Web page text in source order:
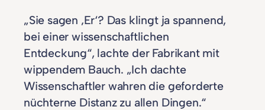
„Sie sagen ‚Er‘? Das klingt ja spannend,
bei einer wissenschaftlichen
Entdeckung“, lachte der Fabrikant mit
wippendem Bauch. „Ich dachte
Wissenschaftler wahren die geforderte
nüchterne Distanz zu allen Dingen.“